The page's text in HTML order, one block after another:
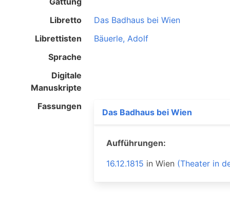
Libretto
Das Badhaus bei Wien
Librettisten
Bäuerle, Adolf
Sprache
Digitale
Manuskripte
Fassungen
Das Badhaus bei Wien
Aufführungen:
16.12.1815 inWien (Theater in